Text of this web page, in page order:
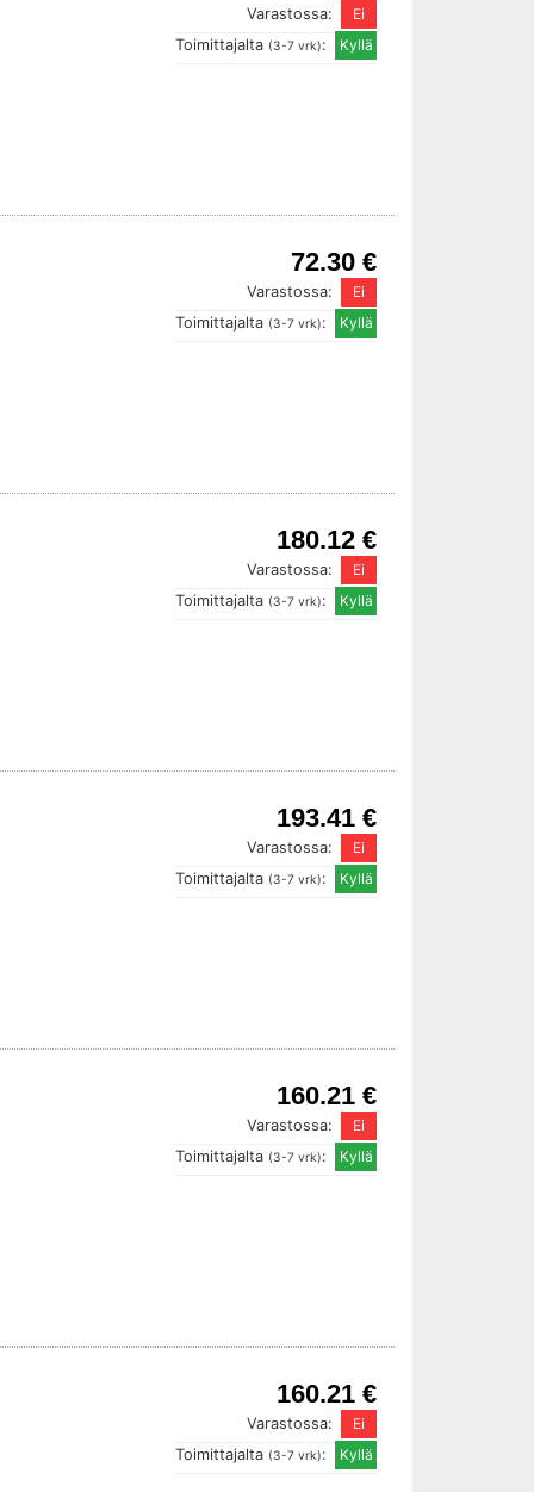
Varastossa:
Toimittajalta (3-7 vrk):
72.30 €
Varastossa:
Toimittajalta (3-7 vrk):
180.12 €
Varastossa:
Toimittajalta (3-7 vrk):
193.41 €
Varastossa:
Toimittajalta (3-7 vrk):
160.21 €
Varastossa:
Toimittajalta (3-7 vrk):
160.21 €
Varastossa:
Toimittajalta (3-7 vrk):